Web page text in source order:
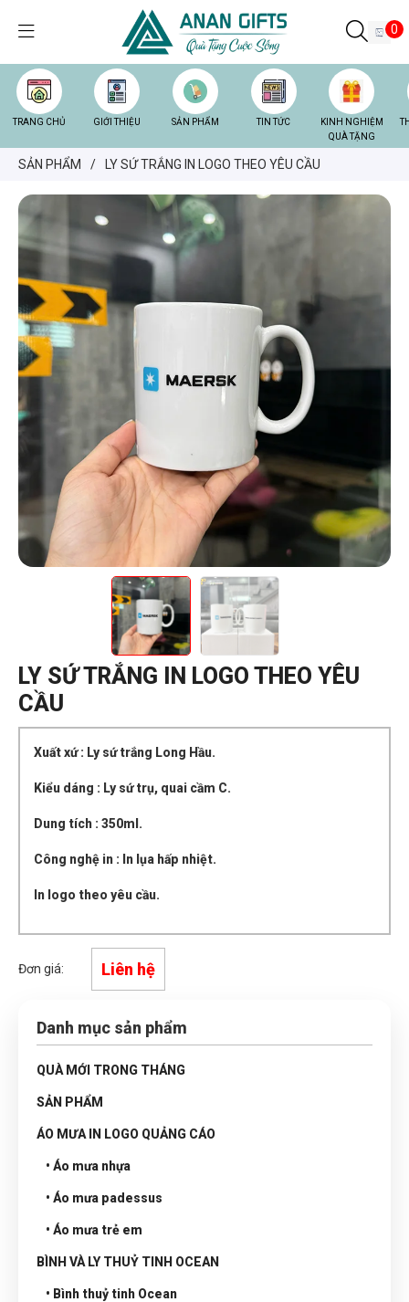
0
TRANG CHỦ GIỚI THIỆU SẢN PHẨM TIN TỨC
KINH NGHIỆM
QUÀ TẶNG
SẢN PHẨM / LY SỨ TRẮNG IN LOGO THEO YÊU CẦU
LY SỨ TRẮNG IN LOGO THEO YÊU
CẦU
Xuất xứ : Ly sứ trắng Long Hầu.
Kiểu dáng : Ly sứ trụ, quai cầm C.
Dung tích : 350ml.
Công nghệ in : In lụa hấp nhiệt.
In logo theo yêu cầu.
Đơn giá: Liên hệ
Danh mục sản phẩm
QUÀ MỚI TRONG THÁNG
SẢN PHẨM
ÁO MƯA IN LOGO QUẢNG CÁO
• Áo mưa nhựa
• Áo mưa padessus
• Áo mưa trẻ em
BÌNH VÀ LY THUỶ TINH OCEAN
• Bình thuỷ tinh Ocean